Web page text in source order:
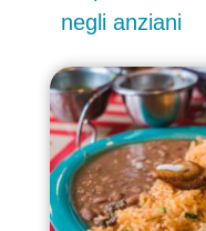
negli anziani